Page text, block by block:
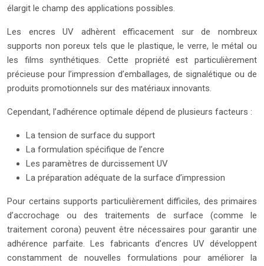
élargit le champ des applications possibles.
Les encres UV adhèrent efficacement sur de nombreux
supports non poreux tels que le plastique, le verre, le métal ou
les films synthétiques. Cette propriété est particulièrement
précieuse pour l’impression d’emballages, de signalétique ou de
produits promotionnels sur des matériaux innovants.
Cependant, l’adhérence optimale dépend de plusieurs facteurs :
La tension de surface du support
La formulation spécifique de l’encre
Les paramètres de durcissement UV
La préparation adéquate de la surface d’impression
Pour certains supports particulièrement difficiles, des primaires
d’accrochage ou des traitements de surface (comme le
traitement corona) peuvent être nécessaires pour garantir une
adhérence parfaite. Les fabricants d’encres UV développent
constamment de nouvelles formulations pour améliorer la